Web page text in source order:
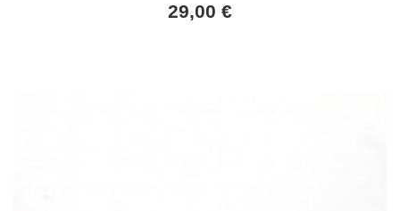
29,00 €